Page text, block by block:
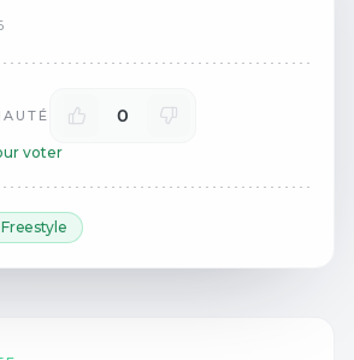
0
voter
Freestyle